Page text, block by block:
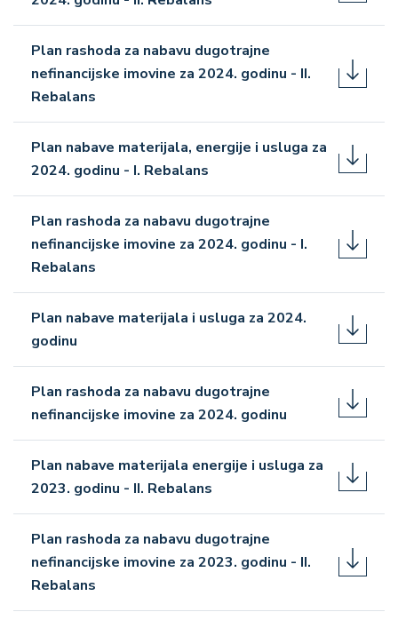
Plan rashoda za nabavu dugotrajne
nefinancijske imovine za 2024. godinu - II.
Rebalans
Plan nabave materijala, energije i usluga za
2024. godinu - I. Rebalans
Plan rashoda za nabavu dugotrajne
nefinancijske imovine za 2024. godinu - I.
Rebalans
Plan nabave materijala i usluga za 2024.
godinu
Plan rashoda za nabavu dugotrajne
nefinancijske imovine za 2024. godinu
Plan nabave materijala energije i usluga za
2023. godinu - II. Rebalans
Plan rashoda za nabavu dugotrajne
nefinancijske imovine za 2023. godinu - II.
Rebalans